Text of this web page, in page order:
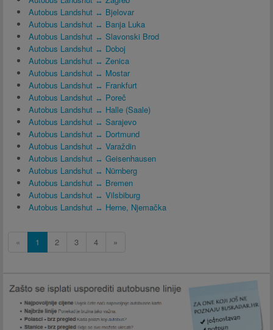
Autobus Landshut ↔ Bjelovar
Autobus Landshut ↔ Banja Luka
Autobus Landshut ↔ Slavonski Brod
Autobus Landshut ↔ Doboj
Autobus Landshut ↔ Zenica
Autobus Landshut ↔ Mostar
Autobus Landshut ↔ Frankfurt
Autobus Landshut ↔ Poreč
Autobus Landshut ↔ Halle (Saale)
Autobus Landshut ↔ Sarajevo
Autobus Landshut ↔ Dortmund
Autobus Landshut ↔ Varaždin
Autobus Landshut ↔ Geisenhausen
Autobus Landshut ↔ Nürnberg
Autobus Landshut ↔ Bremen
Autobus Landshut ↔ Vilsbiburg
Autobus Landshut ↔ Herne, Njemačka
« 1 2 3 4 »